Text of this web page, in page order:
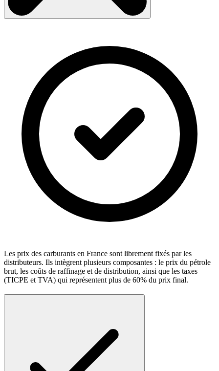
Les prix des carburants en France sont librement fixés par les
distributeurs. Ils intègrent plusieurs composantes : le prix du pétrole
brut, les coûts de raffinage et de distribution, ainsi que les taxes
(TICPE et TVA) qui représentent plus de 60% du prix final.